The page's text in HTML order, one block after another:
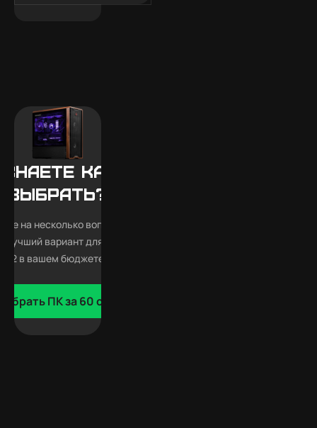
какой
выбрать?
на несколько вопросов —
лучший вариант для Alan Wake
2 в вашем бюджете
ПК за 60 сек